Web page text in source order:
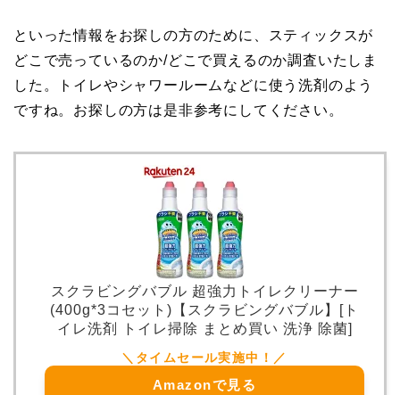
といった情報をお探しの方のために、スティックスが
どこで売っているのか/どこで買えるのか調査いたしま
した。トイレやシャワールームなどに使う洗剤のよう
ですね。お探しの方は是非参考にしてください。
スクラビングバブル 超強力トイレクリーナー
(400g*3コセット)【スクラビングバブル】[ト
イレ洗剤 トイレ掃除 まとめ買い 洗浄 除菌]
Amazonで見る